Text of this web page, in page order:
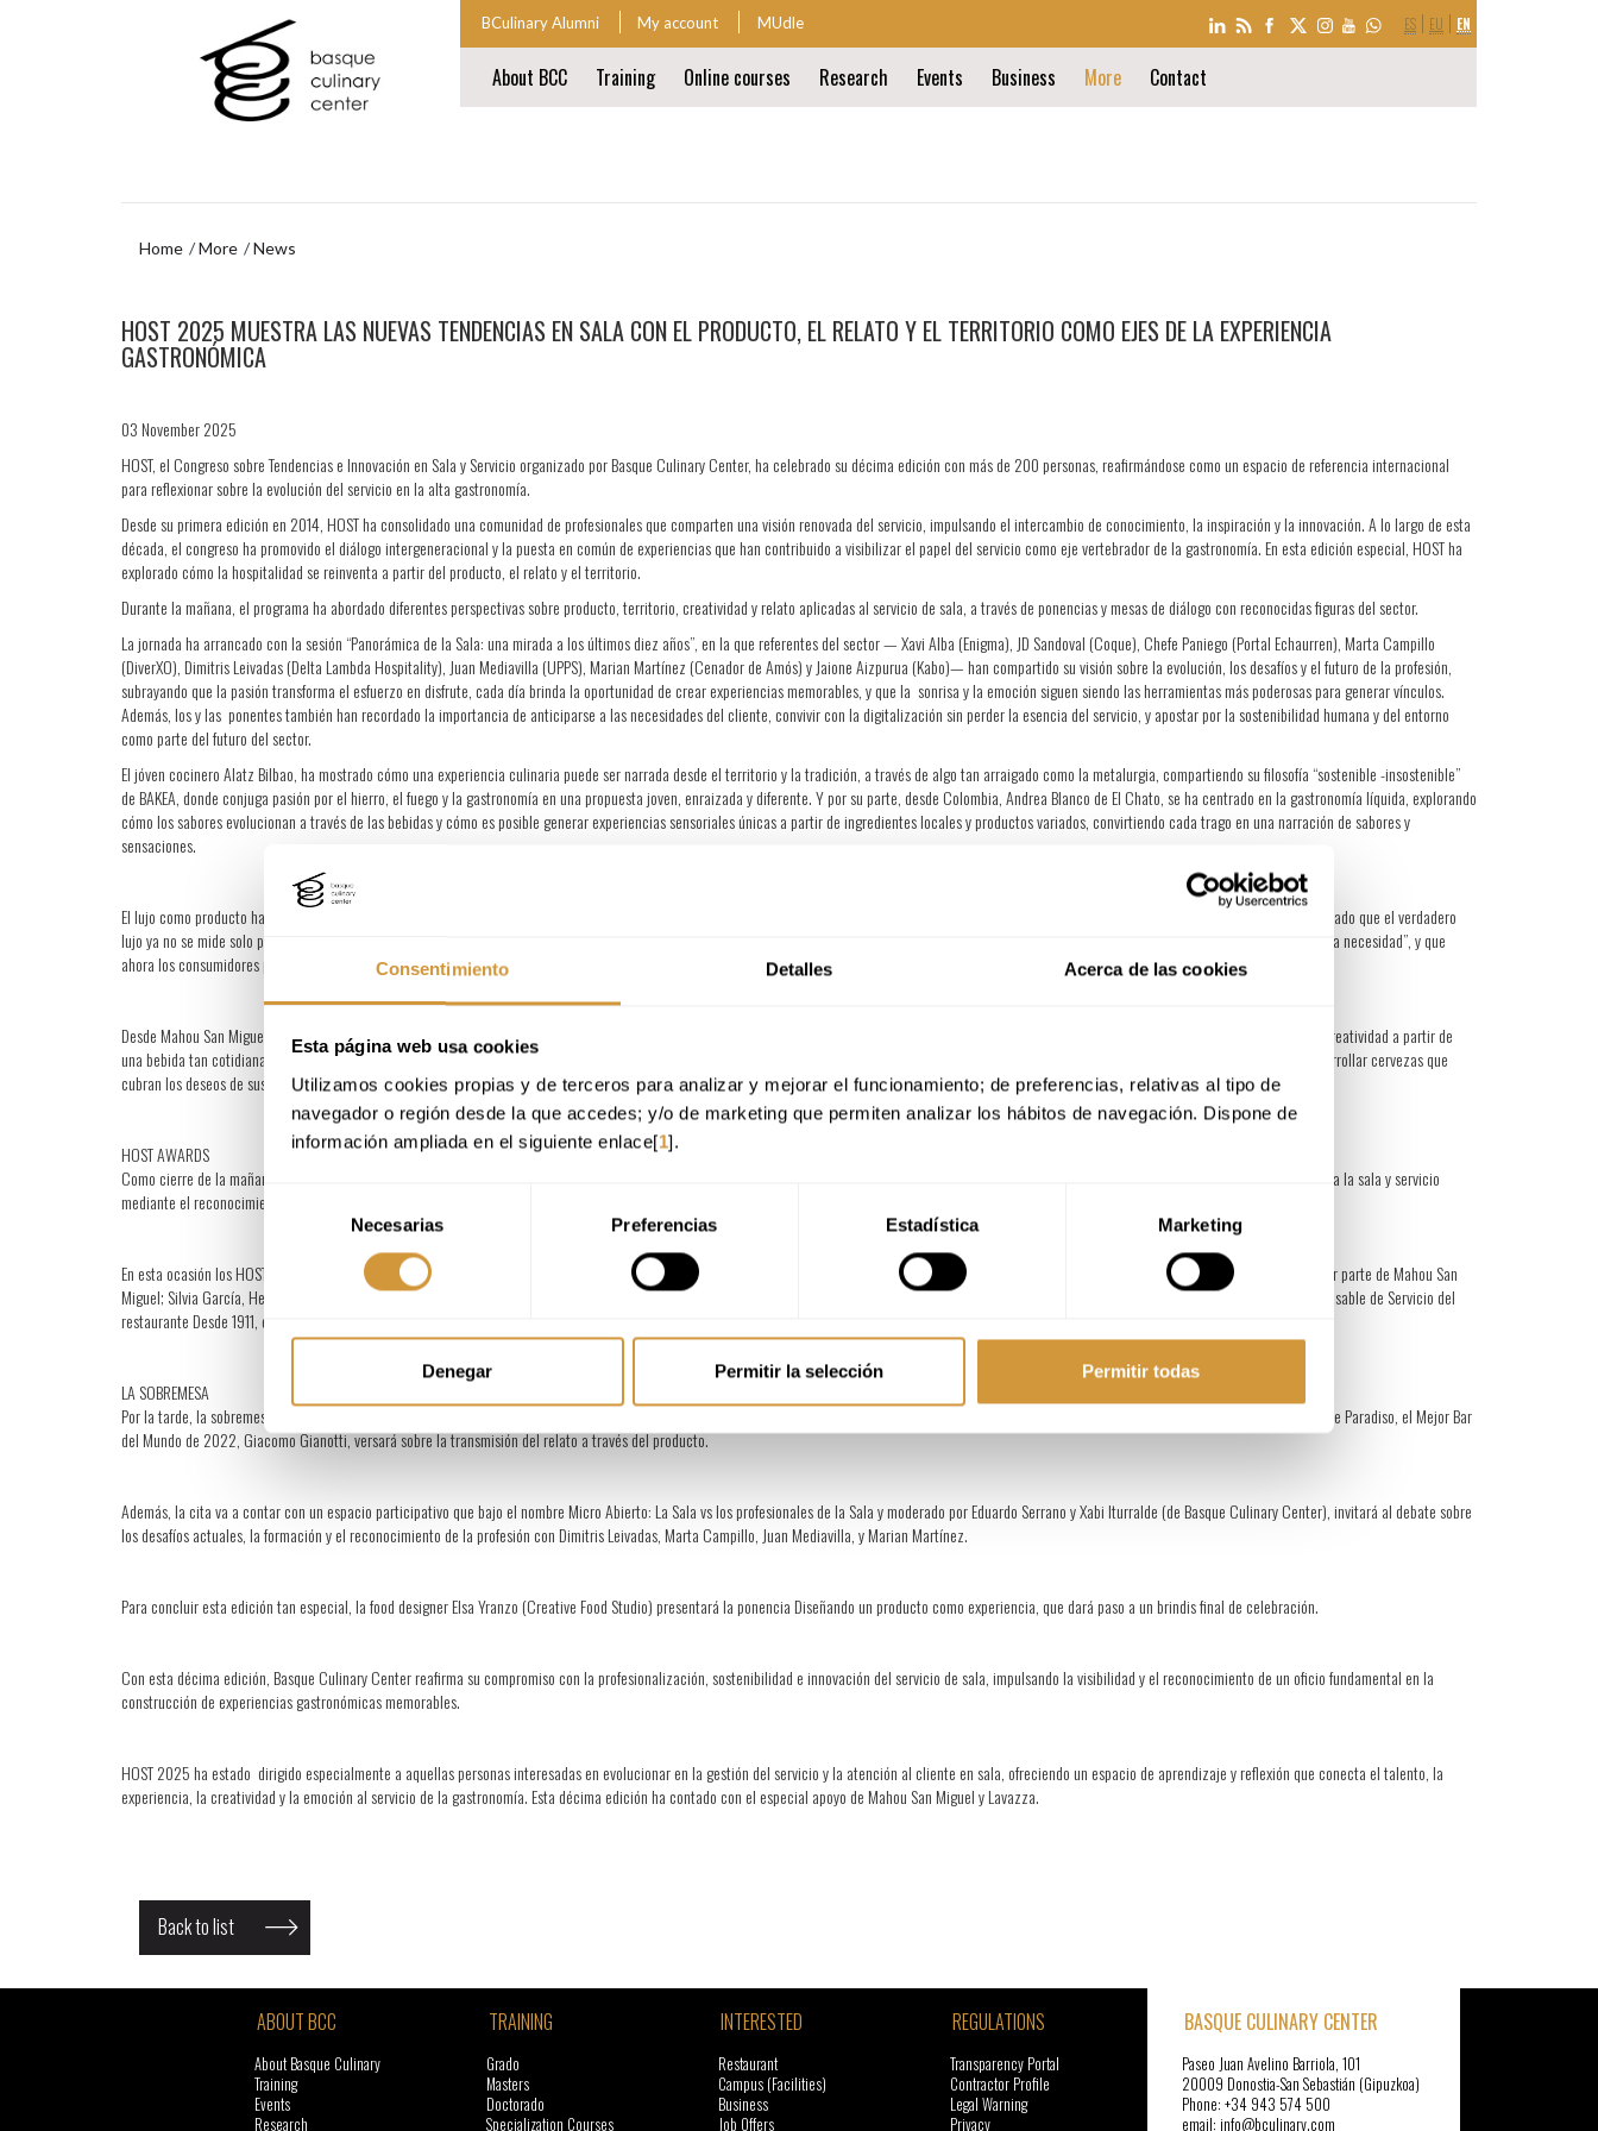
Consentimiento Detalles Acerca de las cookies
Esta página web usa cookies
Utilizamos cookies propias y de terceros para analizar y mejorar el funcionamiento; de preferencias, relativas al tipo de
navegador o región desde la que accedes; y/o de marketing que permiten analizar los hábitos de navegación. Dispone de
información ampliada en el siguiente enlace[1].
Selección
consentimiento
Necesarias Preferencias Estadística Marketing
Denegar Permitir la selección Permitir todas
LANGUAGE
SELECTION
ES EU EN
BCulinary Alumni My account MUdle
main
navigation
About BCC Training Online courses Research Events Business More
Contact
Home More News
navigation
menu
HOST 2025 MUESTRA LAS NUEVAS TENDENCIAS EN SALA CON EL PRODUCTO, EL RELATO Y EL TERRITORIO COMO EJES DE LA EXPERIENCIA
GASTRONÓMICA
03 November 2025
HOST, el Congreso sobre Tendencias e Innovación en Sala y Servicio organizado por Basque Culinary Center, ha celebrado su décima edición con más de 200 personas, reafirmándose como un espacio de referencia internacional
para reflexionar sobre la evolución del servicio en la alta gastronomía.
Desde su primera edición en 2014, HOST ha consolidado una comunidad de profesionales que comparten una visión renovada del servicio, impulsando el intercambio de conocimiento, la inspiración y la innovación. A lo largo de esta
década, el congreso ha promovido el diálogo intergeneracional y la puesta en común de experiencias que han contribuido a visibilizar el papel del servicio como eje vertebrador de la gastronomía. En esta edición especial, HOST ha
explorado cómo la hospitalidad se reinventa a partir del producto, el relato y el territorio.
Durante la mañana, el programa ha abordado diferentes perspectivas sobre producto, territorio, creatividad y relato aplicadas al servicio de sala, a través de ponencias y mesas de diálogo con reconocidas figuras del sector.
La jornada ha arrancado con la sesión “Panorámica de la Sala: una mirada a los últimos diez años”, en la que referentes del sector — Xavi Alba (Enigma), JD Sandoval (Coque), Chefe Paniego (Portal Echaurren), Marta Campillo
(DiverXO), Dimitris Leivadas (Delta Lambda Hospitality), Juan Mediavilla (UPPS), Marian Martínez (Cenador de Amós) y Jaione Aizpurua (Kabo)— han compartido su visión sobre la evolución, los desafíos y el futuro de la profesión,
subrayando que la pasión transforma el esfuerzo en disfrute, cada día brinda la oportunidad de crear experiencias memorables, y que la sonrisa y la emoción siguen siendo las herramientas más poderosas para generar vínculos.
Además, los y las ponentes también han recordado la importancia de anticiparse a las necesidades del cliente, convivir con la digitalización sin perder la esencia del servicio, y apostar por la sostenibilidad humana y del entorno
como parte del futuro del sector.
El jóven cocinero Alatz Bilbao, ha mostrado cómo una experiencia culinaria puede ser narrada desde el territorio y la tradición, a través de algo tan arraigado como la metalurgia, compartiendo su filosofía “sostenible -insostenible”
de BAKEA, donde conjuga pasión por el hierro, el fuego y la gastronomía en una propuesta joven, enraizada y diferente. Y por su parte, desde Colombia, Andrea Blanco de El Chato, se ha centrado en la gastronomía líquida, explorando
cómo los sabores evolucionan a través de las bebidas y cómo es posible generar experiencias sensoriales únicas a partir de ingredientes locales y productos variados, convirtiendo cada trago en una narración de sabores y
sensaciones.
El lujo como producto ha sido otro de los temas tratados por profesionales como Rafa Bellido (UES y FAAS), Yoze Torres (Ron Matusalem), Marta Campillo (DiverXO), Maria Torre (Grupo Tomé) quienes han afirmado que el verdadero
lujo ya no se mide solo por el precio, sino por la experiencia global y la sensibilidad con la que se trata al cliente. Han señalado que ha cambiado la percepción social, y que “el lujo hoy empieza donde acaba la necesidad”, y que
ahora los consumidores priorizan experiencias cercanas y memorables.
Desde Mahou San Miguel, el gestor de innovación en marketing Antonio Ortiz de Jaén, la técnico de I+D+i Virginia Ayuso y el Beer Sommelier Gonzalo Jiménez han mostrado diversas formas de desarrollar la creatividad a partir de
una bebida tan cotidiana como la cerveza. Desde la escucha activa a los consumidores para comprender sus gustos y preferencias, la casa ha conseguido crear un proceso de elaboración que le permite desarrollar cervezas que
cubran los deseos de sus clientes potenciales.
HOST AWARDS
Como cierre de la mañana, el evento también ha acogido la 4ª edición de los HOST Awards: unos premios únicos a nivel nacional creados en 2019 con el objetivo de dotar de profesionalidad y competitividad a la sala y servicio
mediante el reconocimiento a los logros de personas o proyectos inspiradores y/o transformadores en sala, servicio y atención al cliente.
En esta ocasión los HOST Awards han reconocido la labor de 5 profesionales del sector: Jeru Gómez, de Gastrotaberna Arrantzale, ha sido premiado por su buen trabajo como PROFESIONAL DE LAS BEBIDAS por parte de Mahou San
Miguel; Silvia García, Head Sommelier de Mandarín Oriental, en la categoría de ANFITRIÓN/A DEL AÑO; La Lobita Restaurante, ha sido seleccionado en la categoría de SERVICIO EN SALA; Abel Valverde, responsable de Servicio del
restaurante Desde 1911, en DIFUSIÓN EN SALA; y Juan Mediavilla, de UPPs, ha recibido el reconocimiento a toda una vida de dedicación a la sala en la categoría de TRAYECTORIA PROFESIONAL.
LA SOBREMESA
Por la tarde, la sobremesa va a estar amenizada por el café de Lavazza, con Michelle Pulcher, quien hablará de la sostenibilidad de este producto, que es tendencia desde el origen. Por su parte, el fundador de Paradiso, el Mejor Bar
del Mundo de 2022, Giacomo Gianotti, versará sobre la transmisión del relato a través del producto.
Además, la cita va a contar con un espacio participativo que bajo el nombre Micro Abierto: La Sala vs los profesionales de la Sala y moderado por Eduardo Serrano y Xabi Iturralde (de Basque Culinary Center), invitará al debate sobre
los desafíos actuales, la formación y el reconocimiento de la profesión con Dimitris Leivadas, Marta Campillo, Juan Mediavilla, y Marian Martínez.
Para concluir esta edición tan especial, la food designer Elsa Yranzo (Creative Food Studio) presentará la ponencia Diseñando un producto como experiencia, que dará paso a un brindis final de celebración.
Con esta décima edición, Basque Culinary Center reafirma su compromiso con la profesionalización, sostenibilidad e innovación del servicio de sala, impulsando la visibilidad y el reconocimiento de un oficio fundamental en la
construcción de experiencias gastronómicas memorables.
HOST 2025 ha estado dirigido especialmente a aquellas personas interesadas en evolucionar en la gestión del servicio y la atención al cliente en sala, ofreciendo un espacio de aprendizaje y reflexión que conecta el talento, la
experiencia, la creatividad y la emoción al servicio de la gastronomía. Esta décima edición ha contado con el especial apoyo de Mahou San Miguel y Lavazza.
Back to list
ABOUT BCC
About Basque Culinary
Training
Events
Research
TRAINING
Grado
Masters
Doctorado
Specialization Courses
INTERESTED
Restaurant
Campus (Facilities)
Business
Job Offers
REGULATIONS
Transparency Portal
Contractor Profile
Legal Warning
Privacy
BASQUE CULINARY CENTER
Paseo Juan Avelino Barriola, 101
20009 Donostia-San Sebastián (Gipuzkoa)
Phone: +34 943 574 500
email: info@bculinary.com